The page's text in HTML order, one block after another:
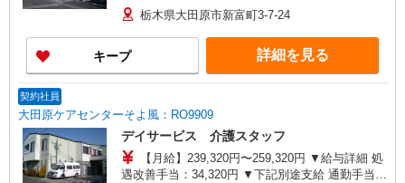
支給 通勤手当 年末年始手当：380円/時 寸志あ
り：年2回（6月・12月） ※業績による ※処遇改
善手当は試用期間中(3ヶ月)は支給なし
栃木県大田原市新富町3-7-24
キープ 詳細を見る
契約社員
大田原ケアセンターそよ風：RO9909
デイサービス 介護スタッフ
【月給】239,320円〜259,320円 ▼給与詳細 処
遇改善手当：34,320円 ▼下記別途支給 通勤手当